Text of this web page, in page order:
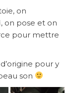
on
on pose et on
pour mettre
pour y
son